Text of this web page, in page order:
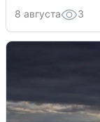
8 августа 3